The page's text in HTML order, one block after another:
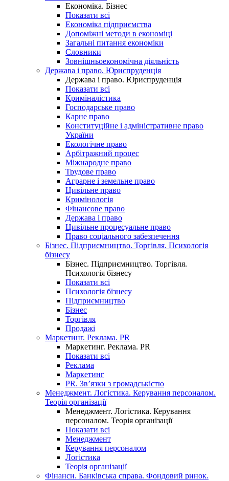
Економіка. Бізнес
Показати всі
Економіка підприємства
Допоміжні методи в економіці
Загальні питання економіки
Словники
Зовнішньоекономічна діяльність
Держава і право. Юриспруденція
Держава і право. Юриспруденція
Показати всі
Криміналістика
Господарське право
Карне право
Конституційне і адміністративне право
України
Екологічне право
Арбітражний процес
Міжнародне право
Трудове право
Аграрне і земельне право
Цивільне право
Кримінологія
Фінансове право
Держава і право
Цивільне процесуальне право
Право соціального забезпечення
Бізнес. Підприємництво. Торгівля. Психологія
бізнесу
Бізнес. Підприємництво. Торгівля.
Психологія бізнесу
Показати всі
Психологія бізнесу
Підприємництво
Бізнес
Торгівля
Продажі
Маркетинг. Реклама. PR
Маркетинг. Реклама. PR
Показати всі
Реклама
Маркетинг
PR. Зв’язки з громадськістю
Менеджмент. Логістика. Керування персоналом.
Теорія організації
Менеджмент. Логістика. Керування
персоналом. Теорія організації
Показати всі
Менеджмент
Керування персоналом
Логістика
Теорія організації
Фінанси. Банківська справа. Фондовий ринок.